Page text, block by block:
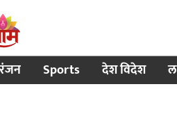
Sports देश विदेश